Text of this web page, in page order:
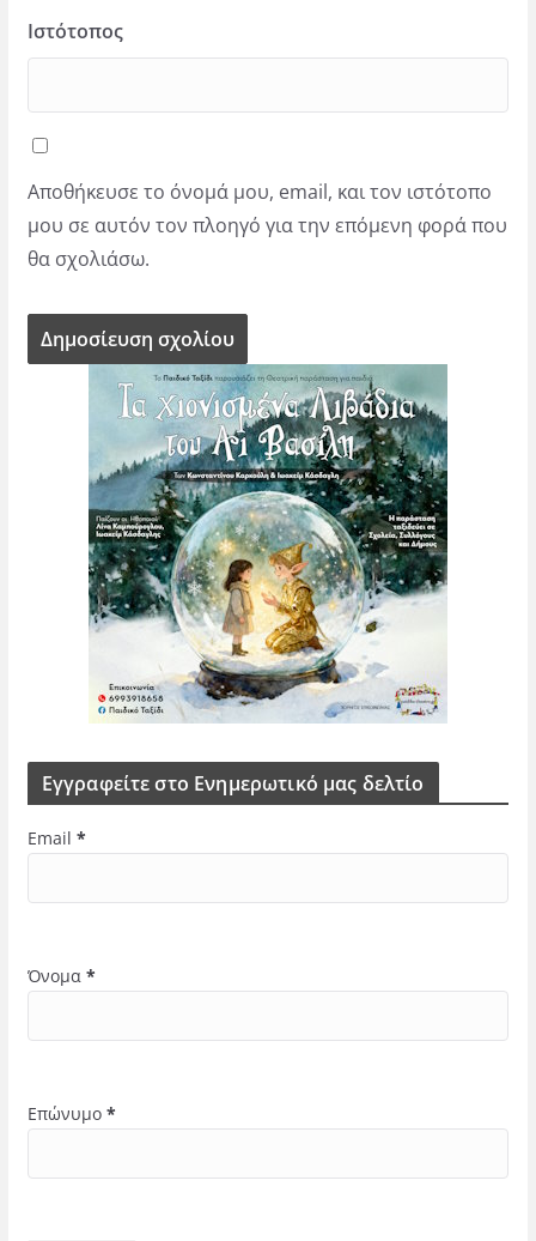
Ιστότοπος
Αποθήκευσε το όνομά μου, email, και τον ιστότοπο
μου σε αυτόν τον πλοηγό για την επόμενη φορά που
θα σχολιάσω.
Εγγραφείτε στο Ενημερωτικό μας δελτίο
Email *
Όνομα *
Επώνυμο *